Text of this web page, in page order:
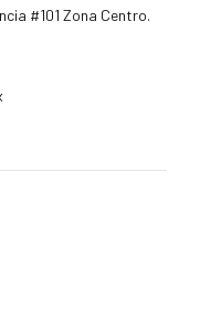
#101 Zona Centro.